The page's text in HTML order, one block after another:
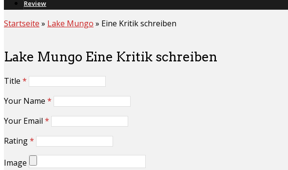
Review
Startseite » Lake Mungo » Eine Kritik schreiben
Lake Mungo Eine Kritik schreiben
Title *
Your Name *
Your Email *
Rating*
Image